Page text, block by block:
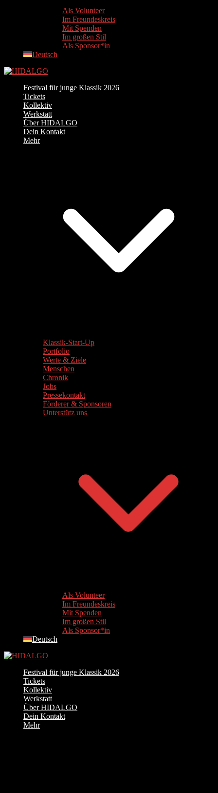
Als Volunteer
Im Freundeskreis
Mit Spenden
Im großen Stil
Als Sponsor*in
Deutsch
Festival für junge Klassik 2026
Tickets
Kollektiv
Werkstatt
Über HIDALGO
Dein Kontakt
Mehr
Klassik-Start-Up
Portfolio
Werte & Ziele
Menschen
Chronik
Jobs
Pressekontakt
Förderer & Sponsoren
Unterstütz uns
Als Volunteer
Im Freundeskreis
Mit Spenden
Im großen Stil
Als Sponsor*in
Deutsch
Festival für junge Klassik 2026
Tickets
Kollektiv
Werkstatt
Über HIDALGO
Dein Kontakt
Mehr